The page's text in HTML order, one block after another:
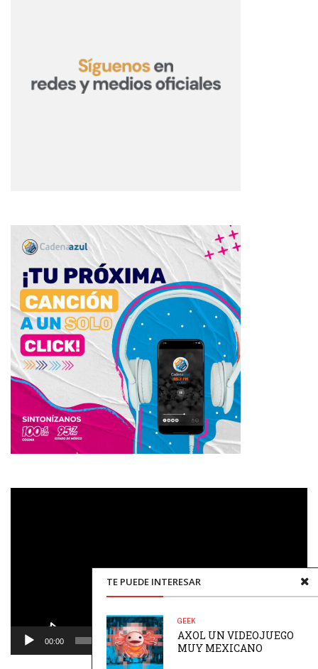
TE PUEDE INTERESAR
GEEK
AXOL UN VIDEOJUEGO
MUY MEXICANO
00:00 00:48